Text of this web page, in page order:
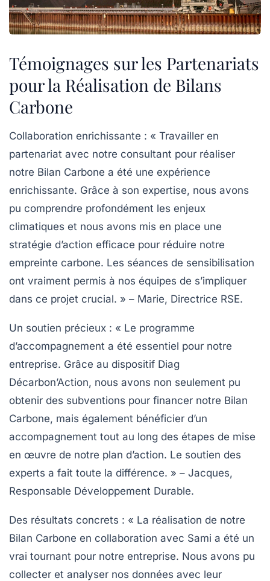
Témoignages sur les Partenariats
pour la Réalisation de Bilans
Carbone
Collaboration enrichissante : « Travailler en
partenariat avec notre consultant pour réaliser
notre Bilan Carbone a été une expérience
enrichissante. Grâce à son expertise, nous avons
pu comprendre profondément les enjeux
climatiques et nous avons mis en place une
stratégie d’action efficace pour réduire notre
empreinte carbone. Les séances de sensibilisation
ont vraiment permis à nos équipes de s’impliquer
dans ce projet crucial. » – Marie, Directrice RSE.
Un soutien précieux : « Le programme
d’accompagnement a été essentiel pour notre
entreprise. Grâce au dispositif Diag
Décarbon’Action, nous avons non seulement pu
obtenir des subventions pour financer notre Bilan
Carbone, mais également bénéficier d’un
accompagnement tout au long des étapes de mise
en œuvre de notre plan d’action. Le soutien des
experts a fait toute la différence. » – Jacques,
Responsable Développement Durable.
Des résultats concrets : « La réalisation de notre
Bilan Carbone en collaboration avec Sami a été un
vrai tournant pour notre entreprise. Nous avons pu
collecter et analyser nos données avec leur